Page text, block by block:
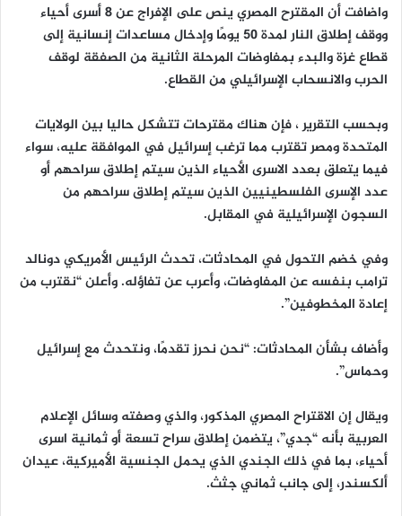
واضافت أن المقترح المصري ينص على الإفراج عن 8 أسرى أحياء
ووقف إطلاق النار لمدة 50 يومًا وإدخال مساعدات إنسانية إلى
قطاع غزة والبدء بمفاوضات المرحلة الثانية من الصفقة لوقف
الحرب والانسحاب الإسرائيلي من القطاع.
وبحسب التقرير ، فإن هناك مقترحات تتشكل حاليا بين الولايات
المتحدة ومصر تقترب مما ترغب إسرائيل في الموافقة عليه، سواء
فيما يتعلق بعدد الاسرى الأحياء الذين سيتم إطلاق سراحهم أو
عدد الإسرى الفلسطينيين الذين سيتم إطلاق سراحهم من
السجون الإسرائيلية في المقابل.
وفي خضم التحول في المحادثات، تحدث الرئيس الأمريكي دونالد
ترامب بنفسه عن المفاوضات، وأعرب عن تفاؤله. وأعلن “نقترب من
إعادة المخطوفين”.
وأضاف بشأن المحادثات: “نحن نحرز تقدمًا، ونتحدث مع إسرائيل
وحماس”.
ويقال إن الاقتراح المصري المذكور، والذي وصفته وسائل الإعلام
العربية بأنه “جدي”، يتضمن إطلاق سراح تسعة أو ثمانية اسرى
أحياء، بما في ذلك الجندي الذي يحمل الجنسية الأميركية، عيدان
ألكسندر، إلى جانب ثماني جثث.